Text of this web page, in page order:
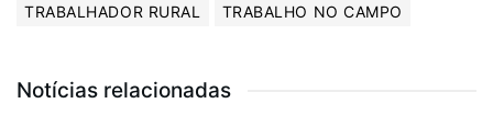
TRABALHADOR RURAL
TRABALHO NO CAMPO
Notícias relacionadas